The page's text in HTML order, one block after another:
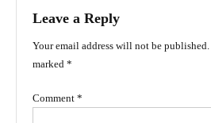
Leave a Reply
Your email address will not be published.
marked *
Comment *